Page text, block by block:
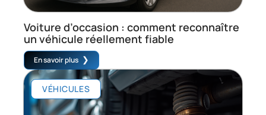
Voiture d’occasion : comment reconnaître
un véhicule réellement fiable
En savoir plus
VÉHICULES